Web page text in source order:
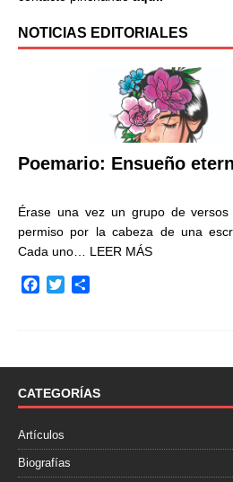
NOTICIAS EDITORIALES
Poemario: Ensueño
Érase una vez un grupo de
permiso por la cabeza de una
Cada uno… LEER MÁS
o
k
r
t
i
CATEGORÍAS
Artículos
Biografías